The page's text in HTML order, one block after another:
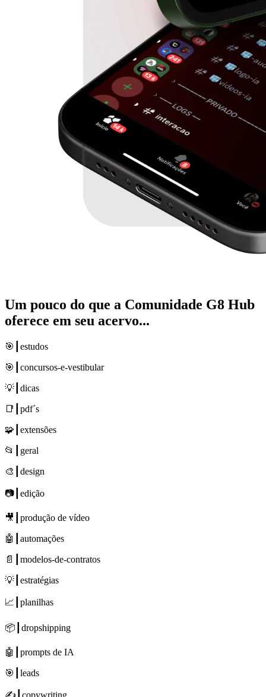
Um pouco do que a Comunidade G8 Hub
oferece em seu acervo...
🎯┃estudos
🎯┃concursos-e-vestibular
💡┃dicas
📑┃pdf´s
🧩┃extensões
📂┃geral
🎨┃design
📷┃edição
🎥┃produção de vídeo
🤖┃automações
📄┃modelos-de-contratos
💡┃estratégias
📈┃planilhas
📦┃dropshipping
🤖┃prompts de IA
🎯┃leads
✍┃copywriting